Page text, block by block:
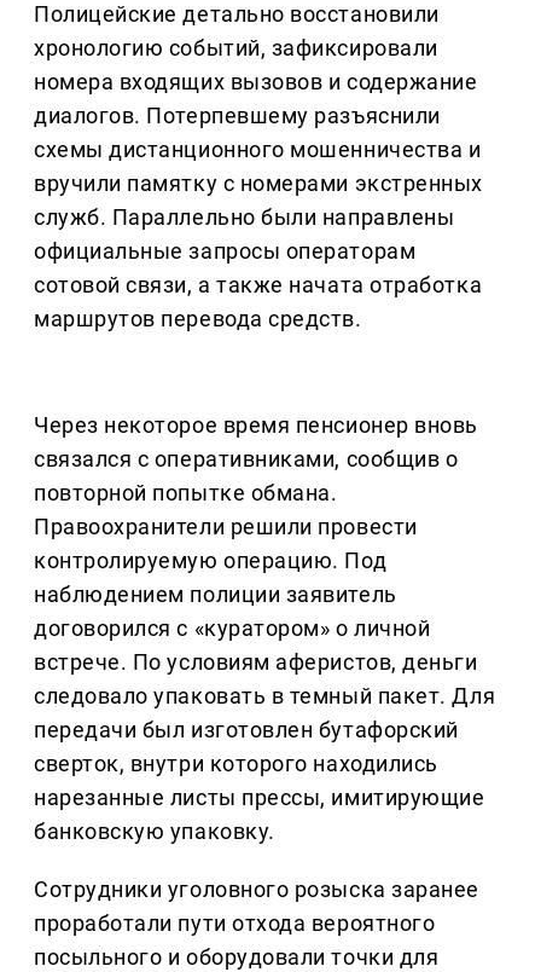
Полицейские детально восстановили
хронологию событий, зафиксировали
номера входящих вызовов и содержание
диалогов. Потерпевшему разъяснили
схемы дистанционного мошенничества и
вручили памятку с номерами экстренных
служб. Параллельно были направлены
официальные запросы операторам
сотовой связи, а также начата отработка
маршрутов перевода средств.
Через некоторое время пенсионер вновь
связался с оперативниками, сообщив о
повторной попытке обмана.
Правоохранители решили провести
контролируемую операцию. Под
наблюдением полиции заявитель
договорился с «куратором» о личной
встрече. По условиям аферистов, деньги
следовало упаковать в темный пакет. Для
передачи был изготовлен бутафорский
сверток, внутри которого находились
нарезанные листы прессы, имитирующие
банковскую упаковку.
Сотрудники уголовного розыска заранее
проработали пути отхода вероятного
посыльного и оборудовали точки для